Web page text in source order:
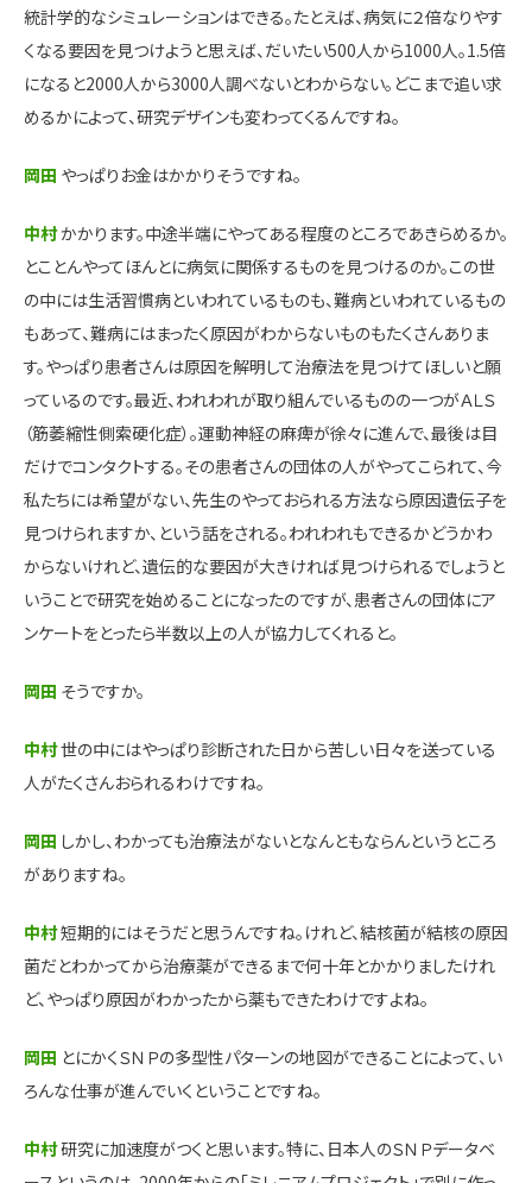
統計学的なシミュレーションはできる。たとえば、病気に２倍なりやす
くなる要因を見つけようと思えば、だいたい500人から1000人。1.5倍
になると2000人から3000人調べないとわからない。どこまで追い求
めるかによって、研究デザインも変わってくるんですね。
岡田 やっぱりお金はかかりそうですね。
中村かかります。中途半端にやってある程度のところであきらめるか。
とことんやってほんとに病気に関係するものを見つけるのか。この世
の中には生活習慣病といわれているものも、難病といわれているもの
もあって、難病にはまったく原因がわからないものもたくさんありま
す。やっぱり患者さんは原因を解明して治療法を見つけてほしいと願
っているのです。最近、われわれが取り組んでいるものの一つがＡＬＳ
（筋萎縮性側索硬化症）。運動神経の麻痺が徐々に進んで、最後は目
だけでコンタクトする。その患者さんの団体の人がやってこられて、今
私たちには希望がない、先生のやっておられる方法なら原因遺伝子を
見つけられますか、という話をされる。われわれもできるかどうかわ
からないけれど、遺伝的な要因が大きければ見つけられるでしょうと
いうことで研究を始めることになったのですが、患者さんの団体にア
ンケートをとったら半数以上の人が協力してくれると。
岡田 そうですか。
中村世の中にはやっぱり診断された日から苦しい日々を送っている
人がたくさんおられるわけですね。
岡田 しかし、わかっても治療法がないとなんともならんというところ
がありますね。
中村短期的にはそうだと思うんですね。けれど、結核菌が結核の原因
菌だとわかってから治療薬ができるまで何十年とかかりましたけれ
ど、やっぱり原因がわかったから薬もできたわけですよね。
岡田 とにかくＳＮＰの多型性パターンの地図ができることによって、い
ろんな仕事が進んでいくということですね。
中村研究に加速度がつくと思います。特に、日本人のＳＮＰデータベ